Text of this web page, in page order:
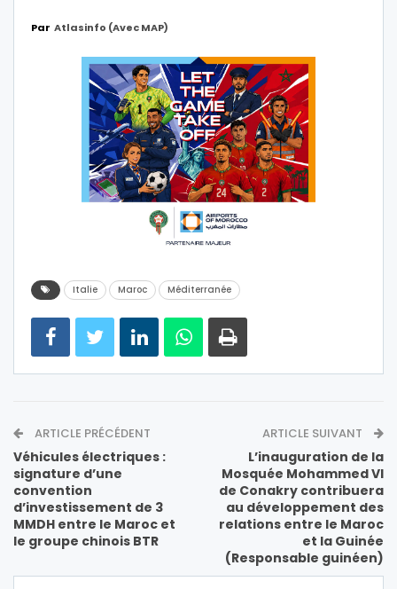
Par Atlasinfo (avec MAP)
Italie Maroc Méditerranée
ARTICLE PRÉCÉDENT
Véhicules électriques :
signature d’une
convention
d’investissement de 3
MMDH entre le Maroc et
le groupe chinois BTR
ARTICLE SUIVANT
L’inauguration de la
Mosquée Mohammed VI
de Conakry contribuera
au développement des
relations entre le Maroc
et la Guinée
(Responsable guinéen)